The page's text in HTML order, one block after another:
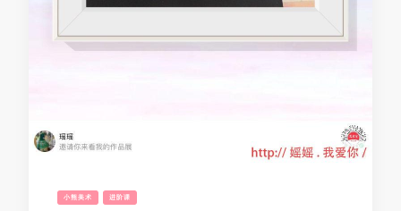
小熊美术 进阶课